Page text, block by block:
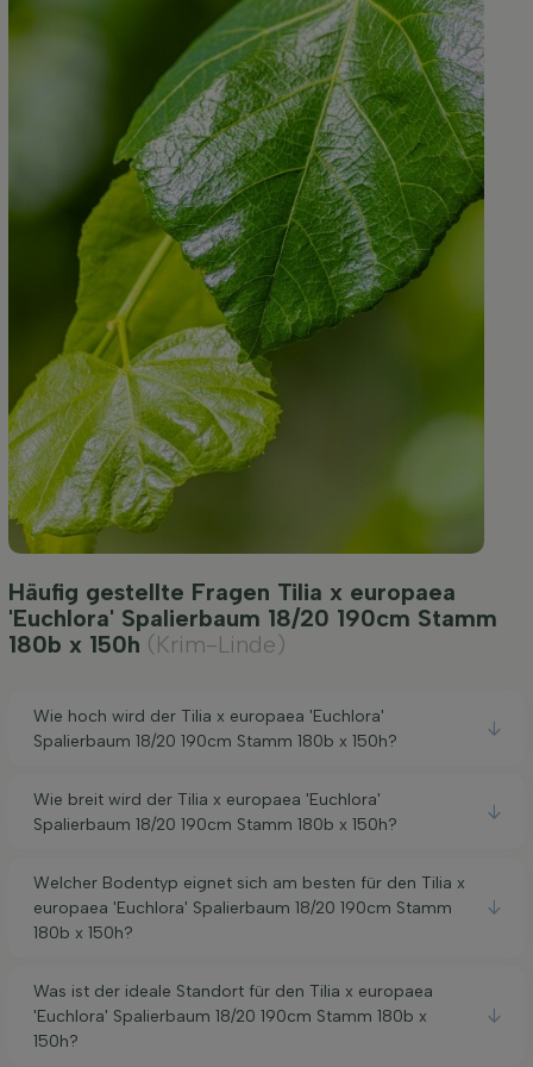
Häufig gestellte Fragen Tilia x europaea
'Euchlora' Spalierbaum 18/20 190cm Stamm
180b x 150h (Krim-Linde)
Wie hoch wird der Tilia x europaea 'Euchlora'
Spalierbaum 18/20 190cm Stamm 180b x 150h?
Wie breit wird der Tilia x europaea 'Euchlora'
Spalierbaum 18/20 190cm Stamm 180b x 150h?
Welcher Bodentyp eignet sich am besten für den Tilia x
europaea 'Euchlora' Spalierbaum 18/20 190cm Stamm
180b x 150h?
Was ist der ideale Standort für den Tilia x europaea
'Euchlora' Spalierbaum 18/20 190cm Stamm 180b x
150h?